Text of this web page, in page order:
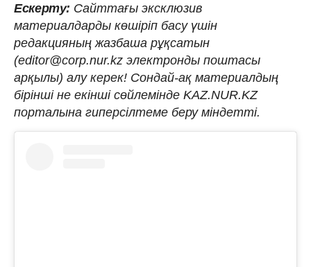
Ескерту: Сайттағы эксклюзив
материалдарды көшіріп басу үшін
редакцияның жазбаша рұқсатын
(editor@corp.nur.kz электронды поштасы
арқылы) алу керек! Сондай-ақ материалдың
бірінші не екінші сөйлемінде KAZ.NUR.KZ
порталына гиперсілтеме беру міндетті.